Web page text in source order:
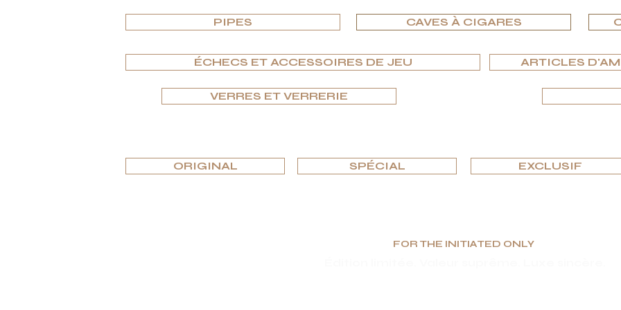
PIPES CAVES À CIGARES
ÉCHECS ET ACCESSOIRES DE JEU
VERRES ET VERRERIE
ARTICLES
ORIGINAL SPÉCIAL EXCLUSIF
FOR THE INITIATED ONLY